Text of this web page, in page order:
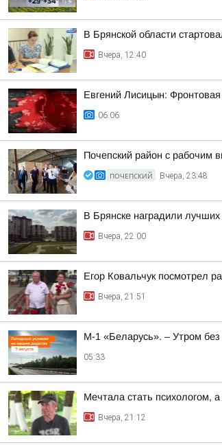
В Брянской области
Вчера, 12:40
Евгений Лисицын: Фронтовая
06:06
Почепский район с рабочим
ПОЧЕПСКИЙ Вчера, 23:48
В Брянске наградили
Вчера, 22:00
Егор Ковальчук посмотрел
Вчера, 21:51
М-1 «Беларусь». – Утром без
05:33
Мечтала стать психологом,
Вчера, 21:12